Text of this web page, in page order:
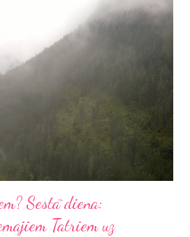
Sestā diena:
Tatriem uz